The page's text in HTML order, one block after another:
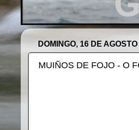
DOMINGO, 16 DE
MUIÑOS DE FOJO - O